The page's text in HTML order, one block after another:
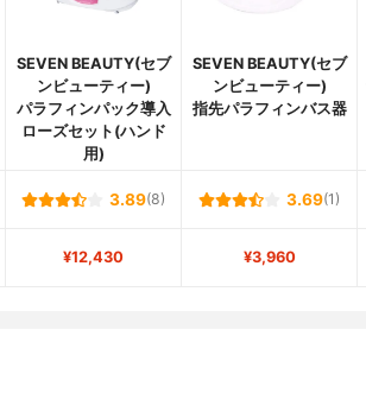
SEVEN BEAUTY(セブ
ンビューティー)
パラフィンパック導入
ローズセット(ハンド
用)
SEVEN BEAUTY(セブ
ンビューティー)
指先パラフィンバス器
3.89(8) 3.69(1)
¥12,430 ¥3,960